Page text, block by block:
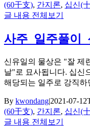
(60干支), 간지론, 십신(
글 내용 전체보기
사주_일주풀이_
신유일의 물상은 "잘 제
날"로 묘사됩니다. 십신
해당되는 일주로 강직
By kwondang|2021-07-
(60干支), 간지론, 십신(
글 내용 전체보기